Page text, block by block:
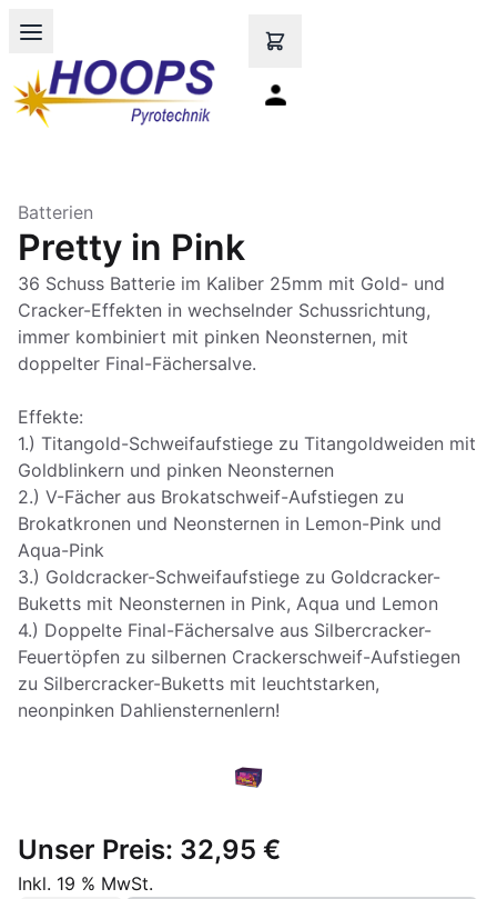
Open main menu
Batterien
Pretty in Pink
36 Schuss Batterie im Kaliber 25mm mit Gold- und
Cracker-Effekten in wechselnder Schussrichtung,
immer kombiniert mit pinken Neonsternen, mit
doppelter Final-Fächersalve.
Effekte:
1.) Titangold-Schweifaufstiege zu Titangoldweiden mit
Goldblinkern und pinken Neonsternen
2.) V-Fächer aus Brokatschweif-Aufstiegen zu
Brokatkronen und Neonsternen in Lemon-Pink und
Aqua-Pink
3.) Goldcracker-Schweifaufstiege zu Goldcracker-
Buketts mit Neonsternen in Pink, Aqua und Lemon
4.) Doppelte Final-Fächersalve aus Silbercracker-
Feuertöpfen zu silbernen Crackerschweif-Aufstiegen
zu Silbercracker-Buketts mit leuchtstarken,
Unser Preis: 32,95 €
Inkl. 19 % MwSt.